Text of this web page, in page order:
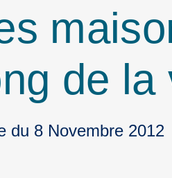
de
du 8 Novembre 2012